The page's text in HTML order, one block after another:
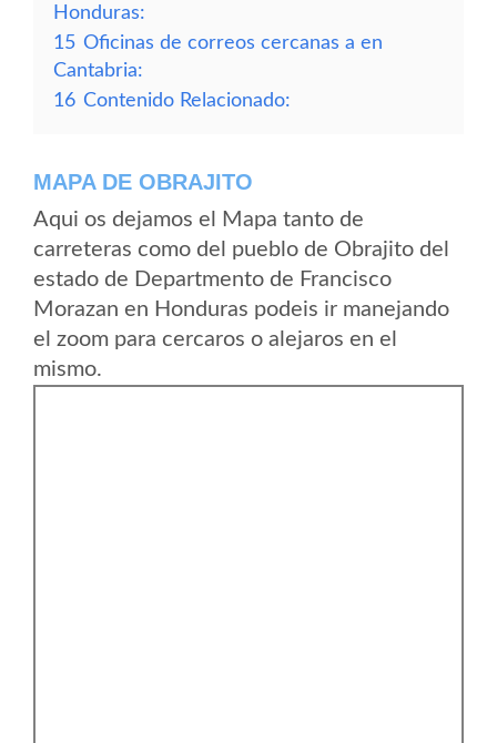
Honduras:
15 Oficinas de correos cercanas a en
Cantabria:
16 Contenido Relacionado:
MAPA DE OBRAJITO
Aqui os dejamos el Mapa tanto de
carreteras como del pueblo de Obrajito del
estado de Departmento de Francisco
Morazan en Honduras podeis ir manejando
el zoom para cercaros o alejaros en el
mismo.